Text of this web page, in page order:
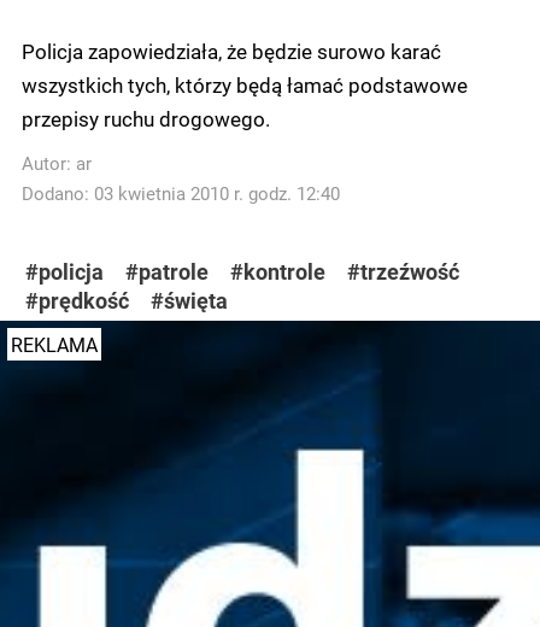
Policja zapowiedziała, że będzie surowo karać
wszystkich tych, którzy będą łamać podstawowe
przepisy ruchu drogowego.
Autor: ar
Dodano: 03 kwietnia 2010 r. godz. 12:40
#policja #patrole #kontrole
#trzeźwość
#prędkość
#święta
REKLAMA